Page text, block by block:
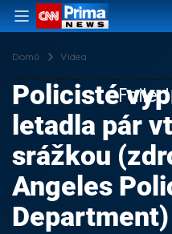
Domů Videa
Policisté
letadla pár
srážkou
Angeles
Department)